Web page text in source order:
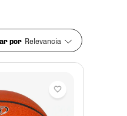
por Relevancia